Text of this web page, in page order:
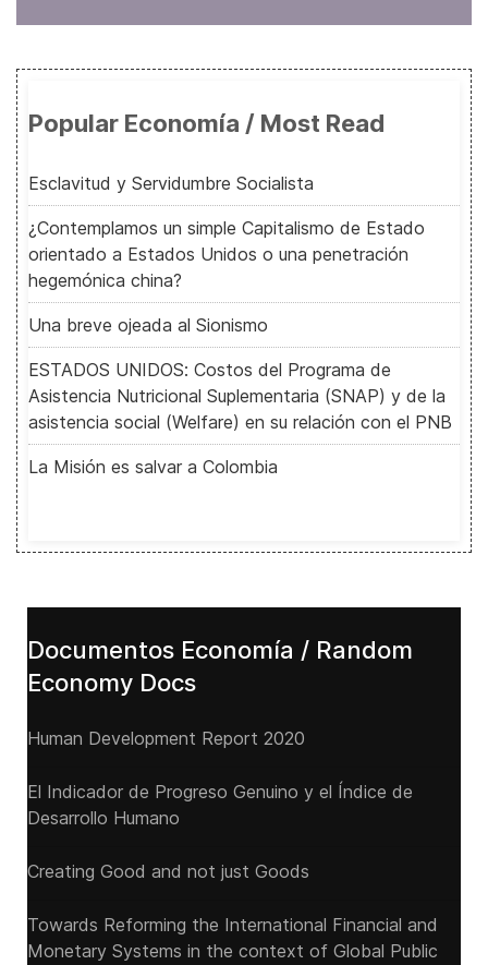
Popular Economía / Most Read
Esclavitud y Servidumbre Socialista
¿Contemplamos un simple Capitalismo de Estado
orientado a Estados Unidos o una penetración
hegemónica china?
Una breve ojeada al Sionismo
ESTADOS UNIDOS: Costos del Programa de
Asistencia Nutricional Suplementaria (SNAP) y de la
asistencia social (Welfare) en su relación con el PNB
La Misión es salvar a Colombia
Documentos Economía / Random
Economy Docs
Human Development Report 2020
El Indicador de Progreso Genuino y el Índice de
Desarrollo Humano
Creating Good and not just Goods
Towards Reforming the International Financial and
Monetary Systems in the context of Global Public